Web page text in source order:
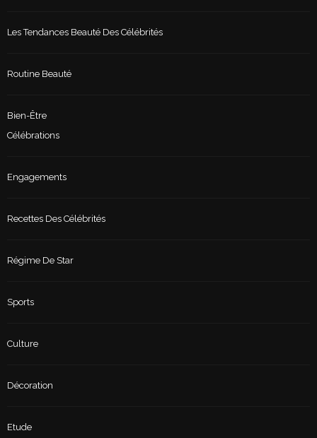
Les Tendances Beauté Des Célébrités
Routine Beauté
Bien-Être
Célébrations
Engagements
Recettes Des Célébrités
Régime De Star
Sports
Culture
Décoration
Etude